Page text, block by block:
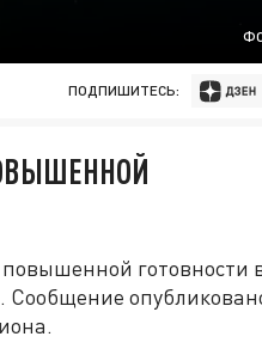
ПОДПИШИТЕСЬ:
готовности
Сообщение